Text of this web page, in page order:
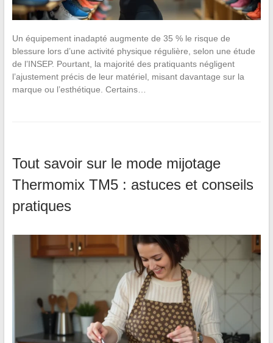
Un équipement inadapté augmente de 35 % le risque de
blessure lors d’une activité physique régulière, selon une étude
de l’INSEP. Pourtant, la majorité des pratiquants négligent
l’ajustement précis de leur matériel, misant davantage sur la
marque ou l’esthétique. Certains…
Tout savoir sur le mode mijotage
Thermomix TM5 : astuces et conseils
pratiques